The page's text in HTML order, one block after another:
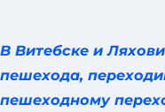
В Витебске и
пешехода,
пешеходному